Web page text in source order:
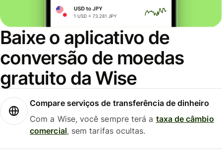
Baixe o aplicativo de
conversão de moedas
gratuito da Wise
Compare serviços de transferência de dinheiro
Com a Wise, você sempre terá a taxa de câmbio
comercial, sem tarifas ocultas.